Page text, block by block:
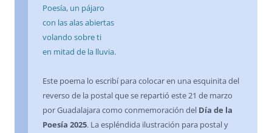
Poesía, un pájaro
con las alas abiertas
volando sobre ti
en mitad de la lluvia.
Este poema lo escribí para colocar en una esquinita del
reverso de la postal que se repartió este 21 de marzo
por Guadalajara como conmemoración del Día de la
Poesía 2025. La espléndida ilustración para postal y